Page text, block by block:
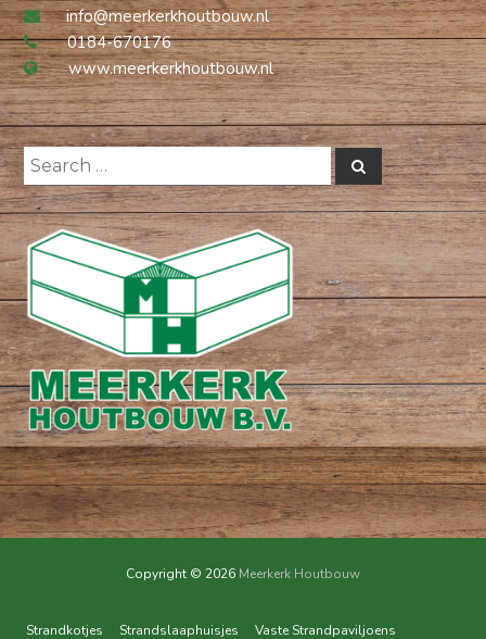
info@meerkerkhoutbouw.nl
0184-670176
www.meerkerkhoutbouw.nl
Search
for:
Search
Copyright © 2026 Meerkerk Houtbouw
Strandkotjes Strandslaaphuisjes Vaste Strandpaviljoens